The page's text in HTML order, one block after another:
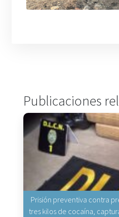
Publicaciones
Prisión preventiva contra
tres kilos de cocaína,